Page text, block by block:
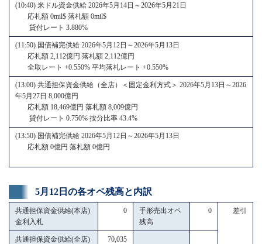
(10:40) 米ドル資金供給 2026年5月14日～2026年5月21日
応札額 0mil$ 落札額 0mil$
貸付レート 3.880%
(11:50) 国債補完供給 2026年5月12日～2026年5月13日
応札額 2,112億円 落札額 2,112億円
全取レート +0.550% 平均落札レート +0.550%
(13:00) 共通担保資金供給（全店）＜固定金利方式＞ 2026年5月13日～2026
年5月27日 8,000億円
応札額 18,469億円 落札額 8,009億円
貸付レート 0.750% 按分比率 43.4%
(13:50) 国債補完供給 2026年5月12日～2026年5月13日
応札額 0億円 落札額 0億円
5月12日の各オペ残高と内訳
共通担保資金供給(本店)
金利入札
0
手形売出オペ
残高
0 差引
共通担保資金供給(全店)
70,035